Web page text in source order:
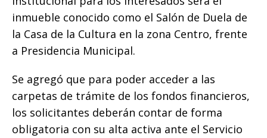
inmueble conocido como el Salón de Duela de
la Casa de la Cultura en la zona Centro, frente
a Presidencia Municipal.
Se agregó que para poder acceder a las
carpetas de trámite de los fondos financieros,
los solicitantes deberán contar de forma
obligatoria con su alta activa ante el Servicio